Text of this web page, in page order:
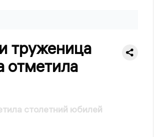
труженица
отметила
столетний юбилей